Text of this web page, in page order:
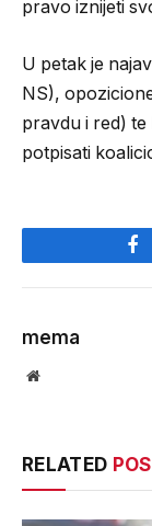
pravo iznijeti
U petak je
NS),
pravdu i red) te
potpisati
mema
Website
RELATED